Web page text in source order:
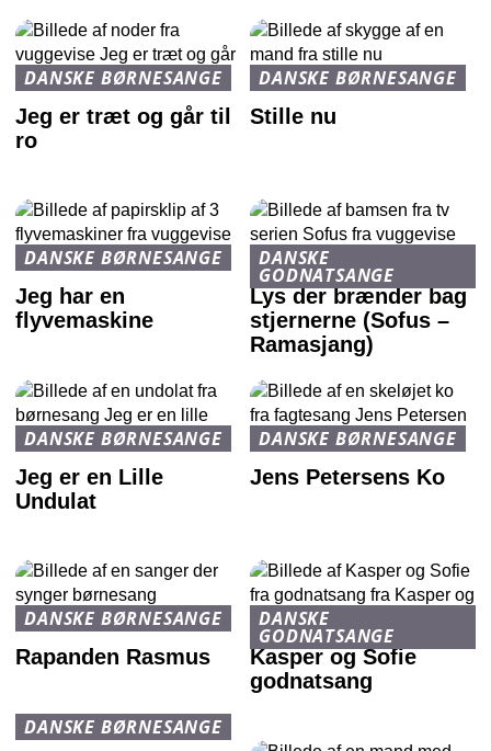
DANSKE BØRNESANGE
Jeg er træt og går til
ro
DANSKE BØRNESANGE
Stille nu
DANSKE BØRNESANGE
Jeg har en
flyvemaskine
DANSKE
GODNATSANGE
Lys der brænder bag
stjernerne (Sofus –
Ramasjang)
DANSKE BØRNESANGE
Jeg er en Lille
Undulat
DANSKE BØRNESANGE
Jens Petersens Ko
DANSKE BØRNESANGE
Rapanden Rasmus
DANSKE
GODNATSANGE
Kasper og Sofie
godnatsang
DANSKE BØRNESANGE